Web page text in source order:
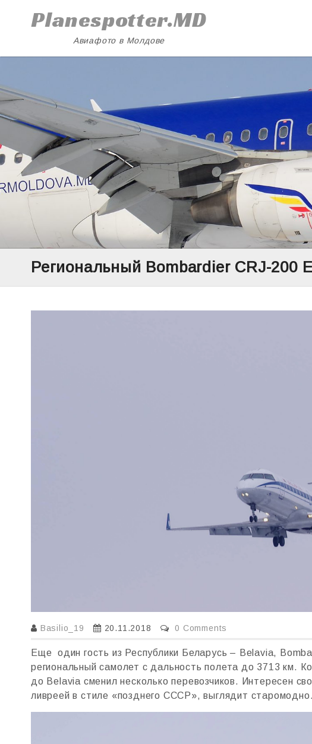
Planespotter.MD
Авиафото в Молдове
Региональный Bombardier CRJ-200
Basilio_19 20.11.2018 0 Comments
Еще один гость из Республики Беларусь – Belavia,
региональный самолет с дальность полета до 3713 км.
до Belavia сменил несколько перевозчиков. Интересен
ливреей в стиле «позднего СССР», выглядит старомодно.